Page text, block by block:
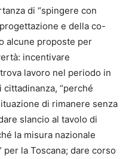
di “spingere con
e della co-
alcune proposte per
incentivare
lavoro nel periodo in
“perché
di rimanere senza
slancio al tavolo di
la misura nazionale
la Toscana; dare corso